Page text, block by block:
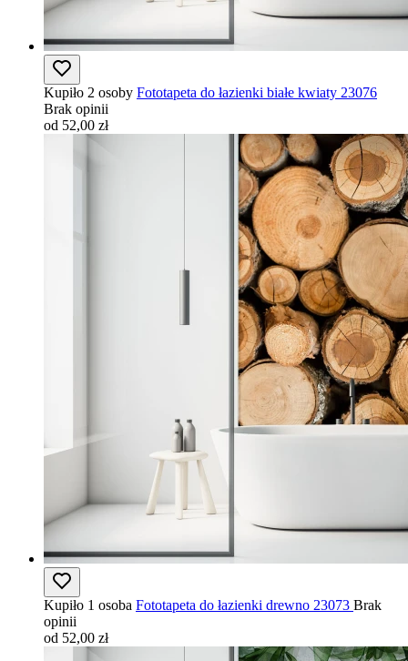
Kupiło 2 osoby Fototapeta do łazienki białe kwiaty 23076
Brak opinii
od 52,00 zł
Kupiło 1 osoba Fototapeta do łazienki drewno 23073 Brak
opinii
od 52,00 zł